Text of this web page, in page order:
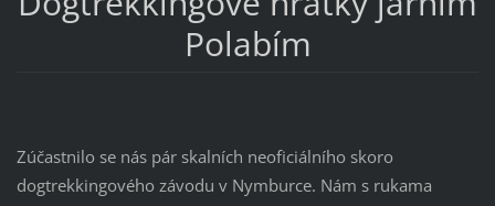
Polabím
Zúčastnilo se nás pár skalních neoficiálního skoro
dogtrekkingového závodu v Nymburce. Nám s rukama